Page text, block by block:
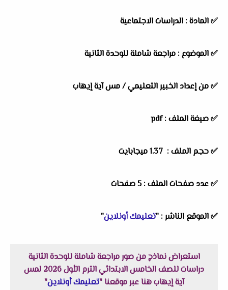
✅المادة : الدراسات الاجتماعية
✅الموضوع : مراجعة شاملة للوحدة الثانية
✅من إعداد الخبير التعليمي / مس آية إيهاب
✅ صيغة الملف : pdf
✅ حجم الملف : 1.37 ميجابايت
✅ عدد صفحات الملف : 5 صفحات
✅الموقع الناشر : "تعليمك أونلاين"
استعراض نماذج من صور مراجعة شاملة للوحدة الثانية
دراسات للصف الخامس الابتدائي الترم الأول 2026 لمس
آية إيهاب هنا عبر موقعنا "تعليمك أونلاين"